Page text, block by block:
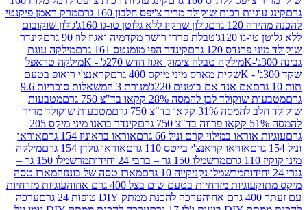
רכות שוקולד מריר צ'יפס חלבון 160 גרם
מרק ראמן פיקנטי
גרם
גולון שרקיז ללא גלוטן טו-גו 160ג'
גולון שוקובום
120ג'
טבלת פררו רושר מקדמיה ואגוז לוז 90 גרם
קינדר
120 גרם
קינדר הפי מומנטס 161 גרם
מילקה עוגת
מילקה טבלה צימוק אגוז חדש 270ג' - K
מילקה טראפל
שקית מארס מיני מיקס 400 גרם
קראנצ'י רואופ בטעם
אם אנד אם בוטנים 220ג'
מנורת 3 המשאלות סוכריות 9.6
לבן להמסה 28% קקאו בד"צ 750 גרם
מטבעות
קקאו בד"צ 750 גרם
מטבעות שוקולד מריר
קינדר בואנו מיני מיקס 205
במילוי קרם וניל 66 גרם
אוראו בראוניז 154 גרם
אוראו
אוראו קראנצ'י בייטס 110 גרם
אוראו גולדן 154 גרם
מילקה
מרשמלו 150 גר – ברבי 24 יחידות
מרשמלו 150 גר –
מרשמלו נקניקייה 10 גרם
מארז טסה של בוננזהמארז טסה
עוגיות מזרחיות בטעם שום בצל 400 גרם אחוה
עוגיות מזרחיות
ערכה להכנת ממתק DIY טיפות 24 גרם
ערכה